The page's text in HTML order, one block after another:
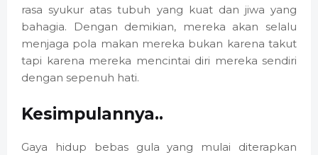
rasa syukur atas tubuh yang kuat dan jiwa yang
bahagia. Dengan demikian, mereka akan selalu
menjaga pola makan mereka bukan karena takut
tapi karena mereka mencintai diri mereka sendiri
dengan sepenuh hati.
Kesimpulannya..
Gaya hidup bebas gula yang mulai diterapkan